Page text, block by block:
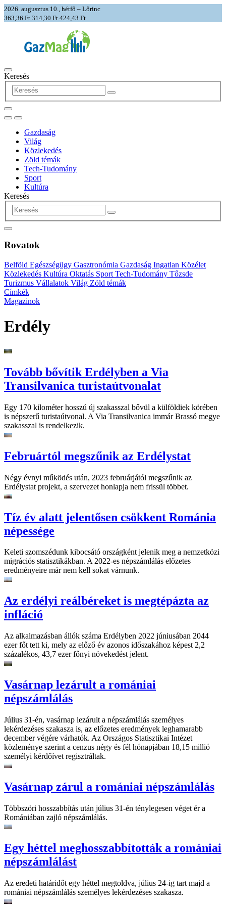
2026. augusztus 10., hétfő – Lőrinc
363,36 Ft 314,30 Ft 424,43 Ft
Keresés
Gazdaság
Világ
Közlekedés
Zöld témák
Tech-Tudomány
Sport
Kultúra
Keresés
Rovatok
Belföld Egészségügy Gasztronómia Gazdaság Ingatlan Közélet
Közlekedés Kultúra Oktatás Sport Tech-Tudomány Tőzsde
Turizmus Vállalatok Világ Zöld témák
Címkék
Magazinok
Erdély
Tovább bővítik Erdélyben a Via
Transilvanica turistaútvonalat
Egy 170 kilométer hosszú új szakasszal bővül a külföldiek körében
is népszerű turistaútvonal. A Via Transilvanica immár Brassó megye
szakasszal is rendelkezik.
Februártól megszűnik az Erdélystat
Négy évnyi működés után, 2023 februárjától megszűnik az
Erdélystat projekt, a szervezet honlapja nem frissül többet.
Tíz év alatt jelentősen csökkent Románia
népessége
Keleti szomszédunk kibocsátó országként jelenik meg a nemzetközi
migrációs statisztikákban. A 2022-es népszámlálás előzetes
eredményeire már nem kell sokat várnunk.
Az erdélyi reálbéreket is megtépázta az
infláció
Az alkalmazásban állók száma Erdélyben 2022 júniusában 2044
ezer főt tett ki, mely az előző év azonos időszakához képest 2,2
százalékos, 43,7 ezer főnyi növekedést jelent.
Vasárnap lezárult a romániai
népszámlálás
Július 31-én, vasárnap lezárult a népszámlálás személyes
lekérdezéses szakasza is, az előzetes eredmények leghamarabb
december végére várhatók. Az Országos Statisztikai Intézet
közleménye szerint a cenzus négy és fél hónapjában 18,15 millió
személyi kérdőívet regisztráltak.
Vasárnap zárul a romániai népszámlálás
Többszöri hosszabbítás után július 31-én ténylegesen véget ér a
Romániában zajló népszámlálás.
Egy héttel meghosszabbították a romániai
népszámlálást
Az eredeti határidőt egy héttel megtoldva, július 24-ig tart majd a
romániai népszámlálás személyes lekérdezéses szakasza.